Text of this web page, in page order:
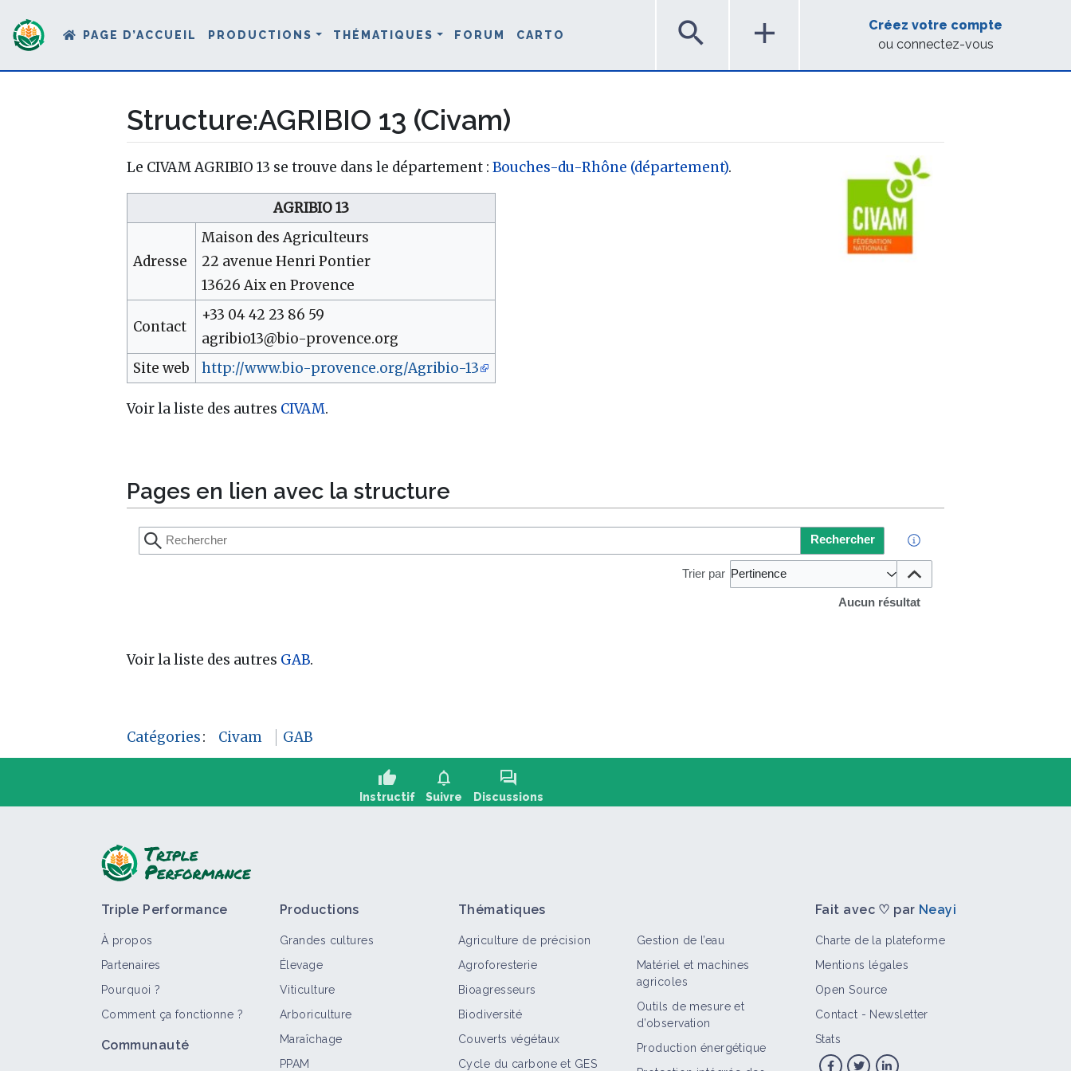
PAGE D’ACCUEIL PRODUCTIONS THÉMATIQUES FORUM CARTO search add
Créez votre compte
ou connectez-vous
Structure:AGRIBIO 13 (Civam)
Aller à :navigation,rechercher
Le CIVAM AGRIBIO 13 se trouve dans le département : Bouches-du-Rhône (département).
AGRIBIO 13
Adresse
Maison des Agriculteurs
22 avenue Henri Pontier
13626 Aix en Provence
Contact
+33 04 42 23 86 59
agribio13@bio-provence.org
Site web
http://www.bio-provence.org/Agribio-13
Voir la liste des autres CIVAM.
Pages en lien avec la structure
Rechercher
Trier par Pertinence
Aucun résultat
Voir la liste des autres GAB.
Catégories: Civam GAB
thumb_up
Instructif
notifications
Suivre
forum
Discussions
Retour d'expérience Structure
Triple Performance
À propos
Partenaires
Pourquoi ?
Comment ça fonctionne ?
Communauté
Productions
Grandes cultures
Élevage
Viticulture
Arboriculture
Maraîchage
PPAM
Thématiques
Agriculture de précision
Agroforesterie
Bioagresseurs
Biodiversité
Couverts végétaux
Cycle du carbone et GES
Gestion de l’eau
Matériel et machines
agricoles
Outils de mesure et
d’observation
Production énergétique
Fait avec ♡ par Neayi
Charte de la plateforme
Mentions légales
Open Source
Contact - Newsletter
Stats